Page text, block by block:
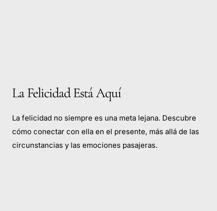
La Felicidad Está Aquí
La felicidad no siempre es una meta lejana. Descubre
cómo conectar con ella en el presente, más allá de las
circunstancias y las emociones pasajeras.